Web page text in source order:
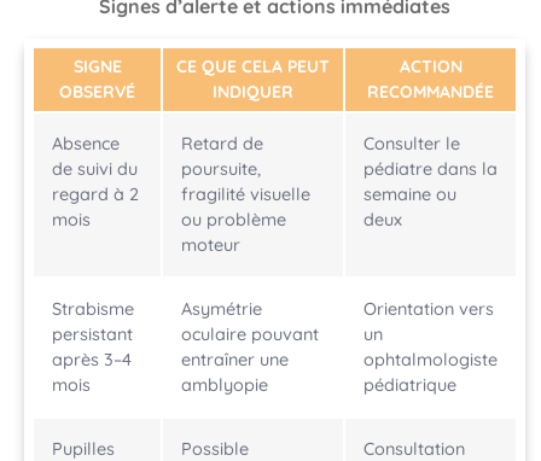
Signes d’alerte et actions immédiates
SIGNE
OBSERVÉ
CE QUE CELA PEUT
INDIQUER
ACTION
RECOMMANDÉE
Absence
de suivi du
regard à 2
mois
Retard de
poursuite,
fragilité visuelle
ou problème
moteur
Consulter le
pédiatre dans la
semaine ou
deux
Strabisme
persistant
après 3–4
mois
Asymétrie
oculaire pouvant
entraîner une
amblyopie
Orientation vers
un
ophtalmologiste
pédiatrique
Pupilles
Possible
Consultation